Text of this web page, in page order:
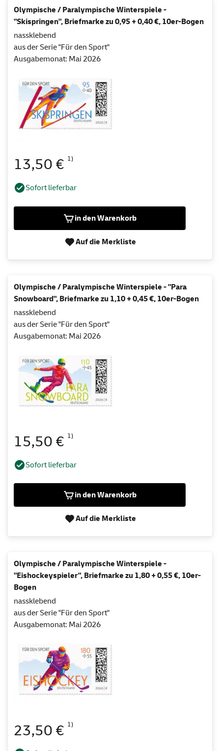
Olympische / Paralympische Winterspiele -
"Skispringen", Briefmarke zu 0,95 + 0,40 €, 10er-Bogen
nassklebend
aus der Serie "Für den Sport"
Ausgabemonat: Mai 2026
13,50 € 1)
Sofort lieferbar
in den Warenkorb
Auf die Merkliste
Olympische / Paralympische Winterspiele - "Para
Snowboard", Briefmarke zu 1,10 + 0,45 €, 10er-Bogen
nassklebend
aus der Serie "Für den Sport"
Ausgabemonat: Mai 2026
15,50 € 1)
Sofort lieferbar
in den Warenkorb
Auf die Merkliste
Olympische / Paralympische Winterspiele -
"Eishockeyspieler", Briefmarke zu 1,80 + 0,55 €, 10er-
Bogen
nassklebend
aus der Serie "Für den Sport"
Ausgabemonat: Mai 2026
23,50 € 1)